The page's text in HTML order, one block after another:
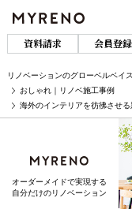
資料請求
会員登録
リノベーションのグローベルベイ
おしゃれ｜リノベ施工事例
海外のインテリアを彷彿させ
オーダーメイドで実現する
自分だけのリノベーション